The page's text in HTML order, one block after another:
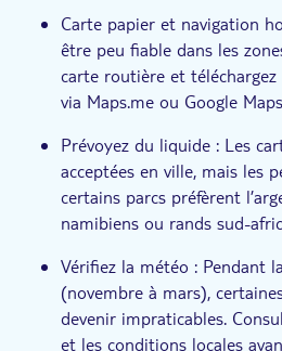
Carte papier et navigation
être peu fiable dans les
carte routière et
via Maps.me ou Google
Prévoyez du liquide : Les
acceptées en ville, mais les
certains parcs préfèrent
namibiens ou rands sud-
Vérifiez la météo : Pendant
(novembre à mars),
devenir impraticables.
et les conditions locales